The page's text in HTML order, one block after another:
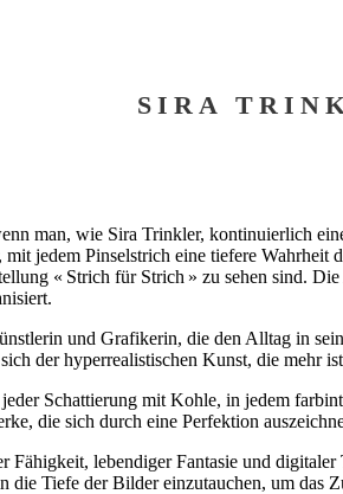
SIRA
man, wie Sira Trinkler, kontinuierlich
jedem Pinselstrich eine tiefere
« Strich für Strich » zu sehen sind.
und Grafikerin, die den Alltag in
der hyperrealistischen Kunst, die mehr
Schattierung mit Kohle, in jedem
die sich durch eine Perfektion
Fähigkeit, lebendiger Fantasie und
Tiefe der Bilder einzutauchen, um das